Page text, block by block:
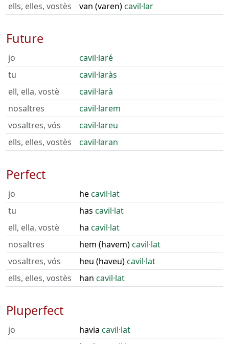
ells, elles, vostès
van (varen)cavil·lar
Future
jo
cavil·laré
tu
cavil·laràs
ell, ella, vostè
cavil·larà
nosaltres
cavil·larem
vosaltres, vós
cavil·lareu
ells, elles, vostès
cavil·laran
Perfect
jo hecavil·lat
tu
has cavil·lat
ell, ella, vostè
ha cavil·lat
nosaltres
hem (havem)cavil·lat
vosaltres, vós
heu (haveu)cavil·lat
ells, elles, vostès
han cavil·lat
Pluperfect
jo havia cavil·lat